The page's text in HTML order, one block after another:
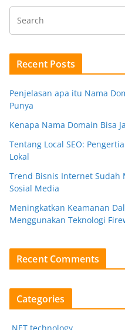
Recent Posts
Penjelasan apa itu Nama
Punya
Kenapa Nama Domain Bisa
Tentang Local SEO:
Lokal
Trend Bisnis Internet Sudah
Sosial Media
Meningkatkan Keamanan
Menggunakan Teknologi
Recent Comments
Categories